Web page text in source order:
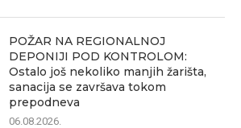
POŽAR NA REGIONALNOJ
DEPONIJI POD KONTROLOM:
Ostalo još nekoliko manjih žarišta,
sanacija se završava tokom
prepodneva
06.08.2026.